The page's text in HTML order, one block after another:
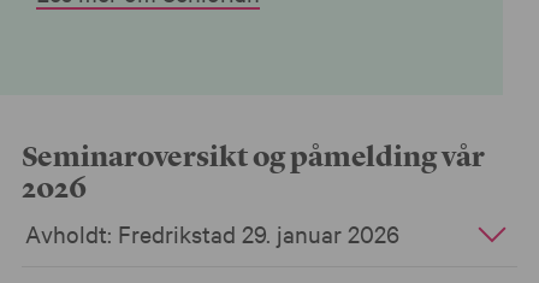
Seminaroversikt og påmelding vår
2026
Avholdt: Fredrikstad 29. januar 2026